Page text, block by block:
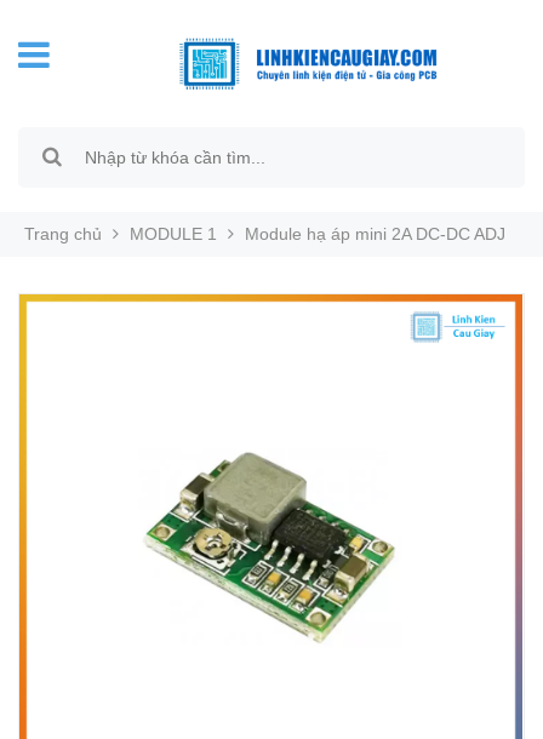
Trang chủ MODULE 1 Module hạ áp mini 2A DC-DC ADJ